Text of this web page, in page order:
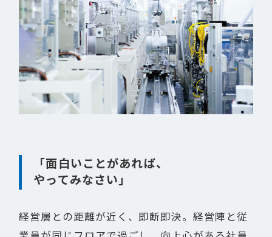
「面白いことがあれば、
やってみなさい」
経営層との距離が近く、即断即決。経営陣と従